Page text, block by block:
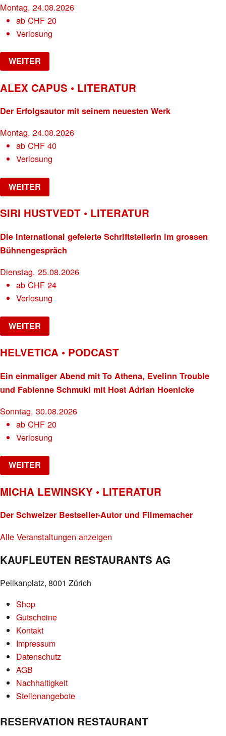
Montag, 24.08.2026
abCHF 20
Verlosung
WEITER
ALEX CAPUS • LITERATUR
Der Erfolgsautor mit seinem neuesten Werk
Montag, 24.08.2026
abCHF 40
Verlosung
WEITER
SIRI HUSTVEDT • LITERATUR
Die international gefeierte Schriftstellerin im grossen
Bühnengespräch
Dienstag, 25.08.2026
abCHF 24
Verlosung
WEITER
HELVETICA • PODCAST
Ein einmaliger Abend mit To Athena, Evelinn Trouble
und Fabienne Schmuki mit Host Adrian Hoenicke
Sonntag, 30.08.2026
abCHF 20
Verlosung
WEITER
MICHA LEWINSKY • LITERATUR
Der Schweizer Bestseller-Autor und Filmemacher
Alle Veranstaltungen anzeigen
KAUFLEUTEN RESTAURANTS AG
Pelikanplatz, 8001 Zürich
Shop
Gutscheine
Kontakt
Impressum
Datenschutz
AGB
Nachhaltigkeit
Stellenangebote
RESERVATION RESTAURANT